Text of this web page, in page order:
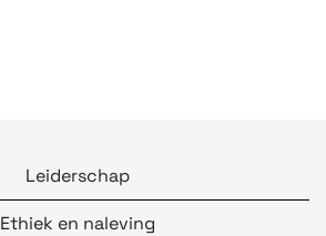
Leiderschap
Ethiek en naleving